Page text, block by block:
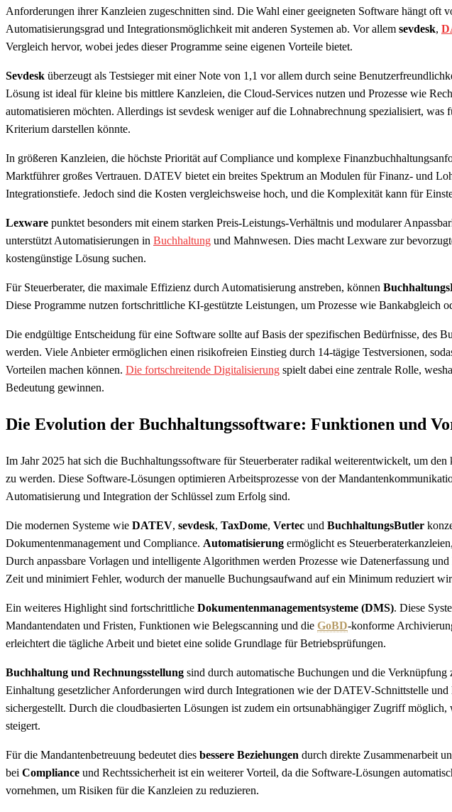
Anforderungen ihrer Kanzleien zugeschnitten sind. Die Wahl einer geeigneten Software hängt oft
Automatisierungsgrad und Integrationsmöglichkeit mit anderen Systemen ab. Vor allem sevdesk,
Vergleich hervor, wobei jedes dieser Programme seine eigenen Vorteile bietet.
Sevdesk überzeugt als Testsieger mit einer Note von 1,1 vor allem durch seine
Lösung ist ideal für kleine bis mittlere Kanzleien, die Cloud-Services nutzen und Prozesse wie
automatisieren möchten. Allerdings ist sevdesk weniger auf die Lohnabrechnung spezialisiert, was
Kriterium darstellen könnte.
In größeren Kanzleien, die höchste Priorität auf Compliance und komplexe
Marktführer großes Vertrauen. DATEV bietet ein breites Spektrum an Modulen für Finanz- und
Integrationstiefe. Jedoch sind die Kosten vergleichsweise hoch, und die Komplexität kann für
Lexware punktet besonders mit einem starken Preis-Leistungs-Verhältnis und modularer
unterstützt Automatisierungen in Buchhaltung und Mahnwesen. Dies macht Lexware zur
kostengünstige Lösung suchen.
Für Steuerberater, die maximale Effizienz durch Automatisierung anstreben, können
Diese Programme nutzen fortschrittliche KI-gestützte Leistungen, um Prozesse wie Bankabgleich
Die endgültige Entscheidung für eine Software sollte auf Basis der spezifischen Bedürfnisse, des
werden. Viele Anbieter ermöglichen einen risikofreien Einstieg durch 14-tägige Testversionen,
Vorteilen machen können. Die fortschreitende Digitalisierung spielt dabei eine zentrale Rolle,
Bedeutung gewinnen.
Die Evolution der Buchhaltungssoftware: Funktionen und
Im Jahr 2025 hat sich die Buchhaltungssoftware für Steuerberater radikal weiterentwickelt, um
zu werden. Diese Software-Lösungen optimieren Arbeitsprozesse von der
Automatisierung und Integration der Schlüssel zum Erfolg sind.
Die modernen Systeme wie DATEV, sevdesk, TaxDome, Vertec und BuchhaltungsButler
Dokumentenmanagement und Compliance. Automatisierung ermöglicht es
Durch anpassbare Vorlagen und intelligente Algorithmen werden Prozesse wie Datenerfassung
Zeit und minimiert Fehler, wodurch der manuelle Buchungsaufwand auf ein Minimum reduziert
Ein weiteres Highlight sind fortschrittliche Dokumentenmanagementsysteme (DMS). Diese
Mandantendaten und Fristen, Funktionen wie Belegscanning und die GoBD-konforme
erleichtert die tägliche Arbeit und bietet eine solide Grundlage für Betriebsprüfungen.
Buchhaltung und Rechnungsstellung sind durch automatische Buchungen und die
Einhaltung gesetzlicher Anforderungen wird durch Integrationen wie der DATEV-Schnittstelle
sichergestellt. Durch die cloudbasierten Lösungen ist zudem ein ortsunabhängiger Zugriff
steigert.
Für die Mandantenbetreuung bedeutet dies bessere Beziehungen durch direkte Zusammenarbeit
bei Compliance und Rechtssicherheit ist ein weiterer Vorteil, da die Software-Lösungen
vornehmen, um Risiken für die Kanzleien zu reduzieren.